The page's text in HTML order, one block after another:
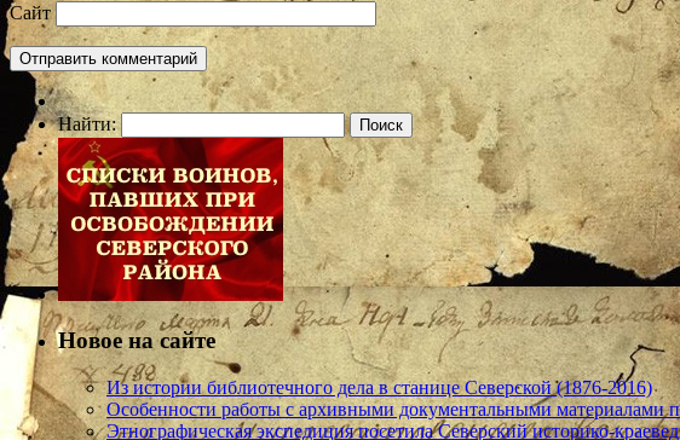
Сайт
Найти:
Новое на сайте
Из истории библиотечного дела в станице Северской (1876-2016)
Особенности работы с архивными документальными
Этнографическая экспедиция посетила Северский историко-